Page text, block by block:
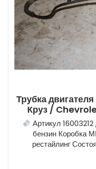
Трубка
Круз /
Артикул 16003212
бензин Коробка
рестайлинг